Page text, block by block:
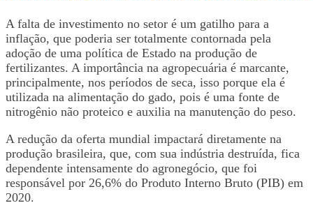
A falta de investimento no setor é um gatilho para a
inflação, que poderia ser totalmente contornada pela
adoção de uma política de Estado na produção de
fertilizantes. A importância na agropecuária é marcante,
principalmente, nos períodos de seca, isso porque ela é
utilizada na alimentação do gado, pois é uma fonte de
nitrogênio não proteico e auxilia na manutenção do peso.
A redução da oferta mundial impactará diretamente na
produção brasileira, que, com sua indústria destruída, fica
dependente intensamente do agronegócio, que foi
responsável por 26,6% do Produto Interno Bruto (PIB) em
2020.